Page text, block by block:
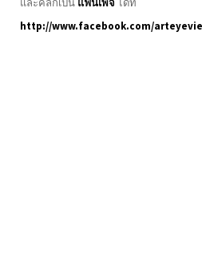
และคลิกเป็น แฟนเพจได้ที่
http://www.facebook.com/